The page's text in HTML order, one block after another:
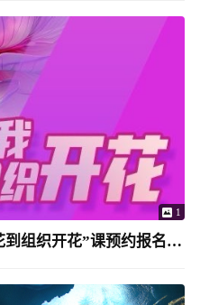
1
何巧 MCC亲授2天“自我开花到组织开花”课预约报名-2026年